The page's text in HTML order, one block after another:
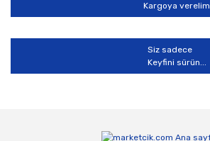
Kargoya verelim
Siz sadece
Keyfini sürün...